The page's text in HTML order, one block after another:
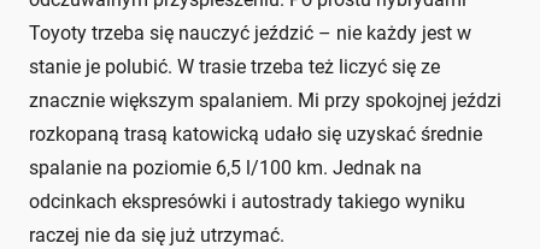
Toyoty trzeba się nauczyć jeździć – nie każdy jest w
stanie je polubić. W trasie trzeba też liczyć się ze
znacznie większym spalaniem. Mi przy spokojnej jeździ
rozkopaną trasą katowicką udało się uzyskać średnie
spalanie na poziomie 6,5 l/100 km. Jednak na
odcinkach ekspresówki i autostrady takiego wyniku
raczej nie da się już utrzymać.